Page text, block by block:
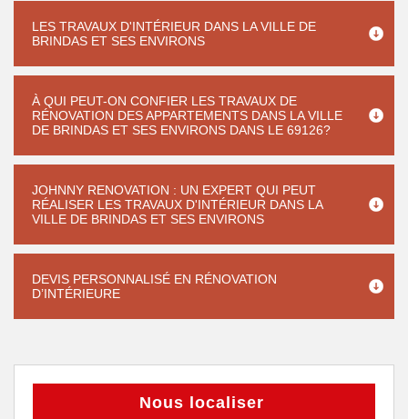
LES TRAVAUX D'INTÉRIEUR DANS LA VILLE DE
BRINDAS ET SES ENVIRONS
À QUI PEUT-ON CONFIER LES TRAVAUX DE
RÉNOVATION DES APPARTEMENTS DANS LA VILLE
DE BRINDAS ET SES ENVIRONS DANS LE 69126?
JOHNNY RENOVATION : UN EXPERT QUI PEUT
RÉALISER LES TRAVAUX D'INTÉRIEUR DANS LA
VILLE DE BRINDAS ET SES ENVIRONS
DEVIS PERSONNALISÉ EN RÉNOVATION
D’INTÉRIEURE
Nous localiser